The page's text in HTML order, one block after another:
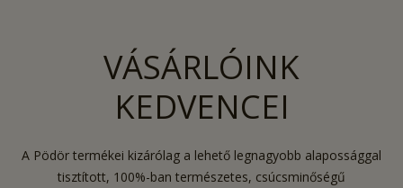
VÁSÁRLÓINK
KEDVENCEI
A Pödör termékei kizárólag a lehető legnagyobb alapossággal
tisztított, 100%-ban természetes, csúcsminőségű